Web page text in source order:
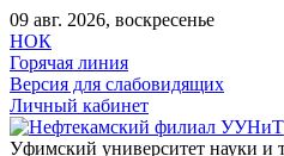
09 авг. 2026, воскресенье
НОК
Горячая линия
Версия для слабовидящих
Личный кабинет
Уфимский университет науки и